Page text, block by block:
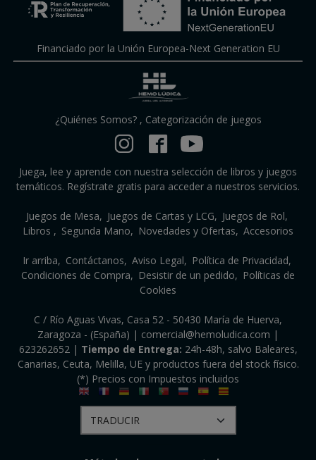
Financiado por la Unión Europea-Next Generation EU
¿Quiénes Somos?, Categorización de juegos
Juega, lee y aprende con nuestra selección de libros y juegos
temáticos. Regístrate gratis para acceder a nuestros servicios.
Juegos de Mesa Juegos de Cartas y LCG
Juegos de Rol
Libros
Segunda Mano Novedades y Ofertas Accesorios
Ir arriba Contáctanos Aviso Legal
Política de Privacidad
Condiciones de Compra
Desistir de un pedido
Políticas de
Cookies
C / Río Aguas Vivas, Casa 52 - 50430 María de Huerva,
Zaragoza - (España) | comercial@hemoludica.com |
623262652 | Tiempo de Entrega: 24h-48h, salvo Baleares,
Canarias, Ceuta, Melilla, UE y productos fuera del stock físico.
(*) Precios con Impuestos incluidos